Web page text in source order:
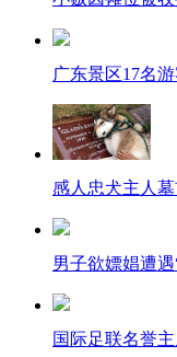
广东景区17名
感人忠犬主人
男子欲嫖娼遭遇
国际足联名誉